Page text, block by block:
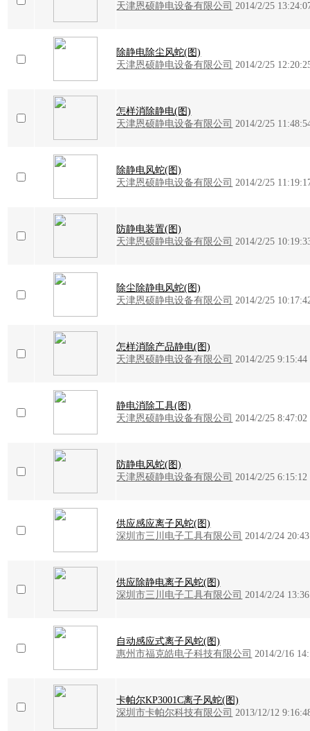
天津恩硕静电设备有限公司
2014/2/25
除静电除尘风蛇(图)
天津恩硕静电设备有限公司 2014/2/25
怎样消除静电(图)
天津恩硕静电设备有限公司
2014/2/25
除静电风蛇(图)
天津恩硕静电设备有限公司 2014/2/25
防静电装置(图)
天津恩硕静电设备有限公司
2014/2/25
除尘除静电风蛇(图)
天津恩硕静电设备有限公司 2014/2/25
怎样消除产品静电(图)
天津恩硕静电设备有限公司
2014/2/25 9:15:44
静电消除工具(图)
天津恩硕静电设备有限公司 2014/2/25 8:47:02
防静电风蛇(图)
天津恩硕静电设备有限公司
2014/2/25 6:15:12
供应感应离子风蛇(图)
深圳市三川电子工具有限公司 2014/2/24
供应除静电离子风蛇(图)
深圳市三川电子工具有限公司
2014/2/24
自动感应式离子风蛇(图)
惠州市福克皓电子科技有限公司 2014/2/16
卡帕尔KP3001C离子风蛇(图)
深圳市卡帕尔科技有限公司
2013/12/12